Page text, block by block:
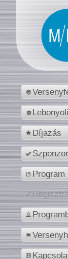
Díjazás
Program